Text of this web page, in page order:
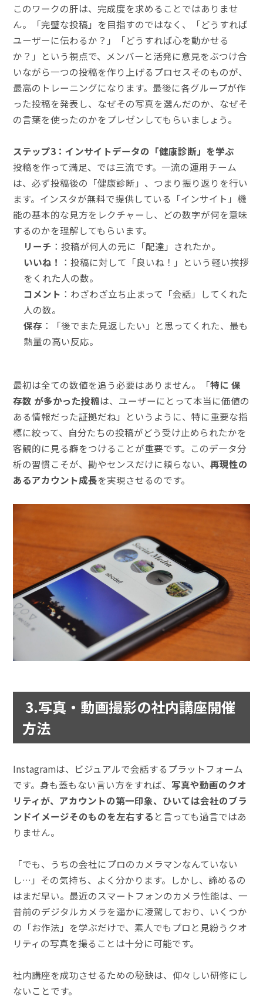
このワークの肝は、完成度を求めることではありませ
ん。「完璧な投稿」を目指すのではなく、「どうすれば
ユーザーに伝わるか？」「どうすれば心を動かせる
か？」という視点で、メンバーと活発に意見をぶつけ合
いながら一つの投稿を作り上げるプロセスそのものが、
最高のトレーニングになります。最後に各グループが作
った投稿を発表し、なぜその写真を選んだのか、なぜそ
の言葉を使ったのかをプレゼンしてもらいましょう。
ステップ3：インサイトデータの「健康診断」を学ぶ
投稿を作って満足、では三流です。一流の運用チーム
は、必ず投稿後の「健康診断」、つまり振り返りを行い
ます。インスタが無料で提供している「インサイト」機
能の基本的な見方をレクチャーし、どの数字が何を意味
するのかを理解してもらいます。
リーチ ：投稿が何人の元に「配達」されたか。
いいね！ ：投稿に対して「良いね！」という軽い挨拶
をくれた人の数。
コメント ：わざわざ立ち止まって「会話」してくれた
人の数。
保存 ：「後でまた見返したい」と思ってくれた、最も
熱量の高い反応。
最初は全ての数値を追う必要はありません。「特に保
存数 が多かった投稿は、ユーザーにとって本当に価値の
ある情報だった証拠だね」というように、特に重要な指
標に絞って、自分たちの投稿がどう受け止められたかを
客観的に見る癖をつけることが重要です。このデータ分
析の習慣こそが、勘やセンスだけに頼らない、再現性の
あるアカウント成長を実現させるのです。
3.写真・動画撮影の社内講座開催
方法
Instagramは、ビジュアルで会話するプラットフォーム
です。身も蓋もない言い方をすれば、 写真や動画のクオ
リティが、アカウントの第一印象、ひいては会社のブラ
ンドイメージそのものを左右する と言っても過言ではあ
りません。
「でも、うちの会社にプロのカメラマンなんていない
し…」その気持ち、よく分かります。しかし、諦めるの
はまだ早い。最近のスマートフォンのカメラ性能は、一
昔前のデジタルカメラを遥かに凌駕しており、いくつか
の「お作法」を学ぶだけで、素人でもプロと見紛うクオ
リティの写真を撮ることは十分に可能です。
社内講座を成功させるための秘訣は、仰々しい研修にし
ないことです。